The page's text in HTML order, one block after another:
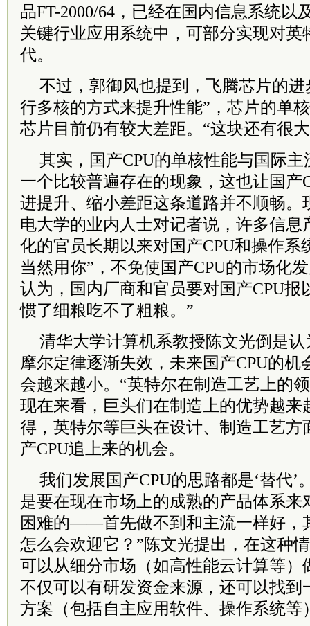
品FT-2000/64，已经在国内信息系统以
关键行业应用系统中，可部分实现对英
代。
不过，郭御风也提到，飞腾芯片的
行多核的方式来提升性能”，芯片的单
芯片目前仍有较大差距。“这块还有很
其实，国产CPU的单核性能与国际
一个比较普遍存在的现象，这也让国产
进提升、缩小差距这条道路并不顺畅。
电大学的业内人士对记者说，许多信息
化的官员长期以来对国产CPU和操作系
当然用你”，不免使国产CPU的市场化
认为，国内厂商和官员要对国产CPU报
惯了细粮吃不了粗粮。”
清华大学计算机系教授陈文光倒是
摩尔定律逐渐失效，未来国产CPU的机
会越来越小。“英特尔在制造工艺上的
现在来看，巨头们在制造上的优势越来
得，英特尔等巨头在设计、制造工艺方
产CPU追上来的机会。
我们发展国产CPU的思路都是‘替代’
是要在现在市场上的成熟的产品体系来
困难的——首先做不到和主流一样好，
怎么会欢迎它？”陈文光提出，在这种
可以从细分市场（如高性能云计算等）
不仅可以有研发资金来源，还可以找到
方案（包括自主应用软件、操作系统等